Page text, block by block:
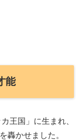
能
王国」に生まれ、
轟かせました。